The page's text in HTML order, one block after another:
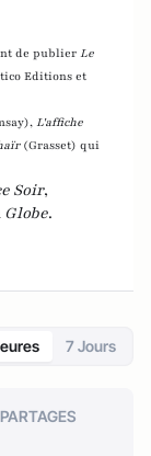
de publierLe
Editions et
L'affiche
(Grasset) qui
Soir,
Globe.
7 Jours